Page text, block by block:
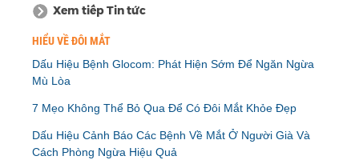
Xem tiếp Tin tức
HIỂU VỀ ĐÔI MẮT
Dấu Hiệu Bệnh Glocom: Phát Hiện Sớm Để Ngăn Ngừa
Mù Lòa
7 Mẹo Không Thể Bỏ Qua Để Có Đôi Mắt Khỏe Đẹp
Dấu Hiệu Cảnh Báo Các Bệnh Về Mắt Ở Người Già Và
Cách Phòng Ngừa Hiệu Quả